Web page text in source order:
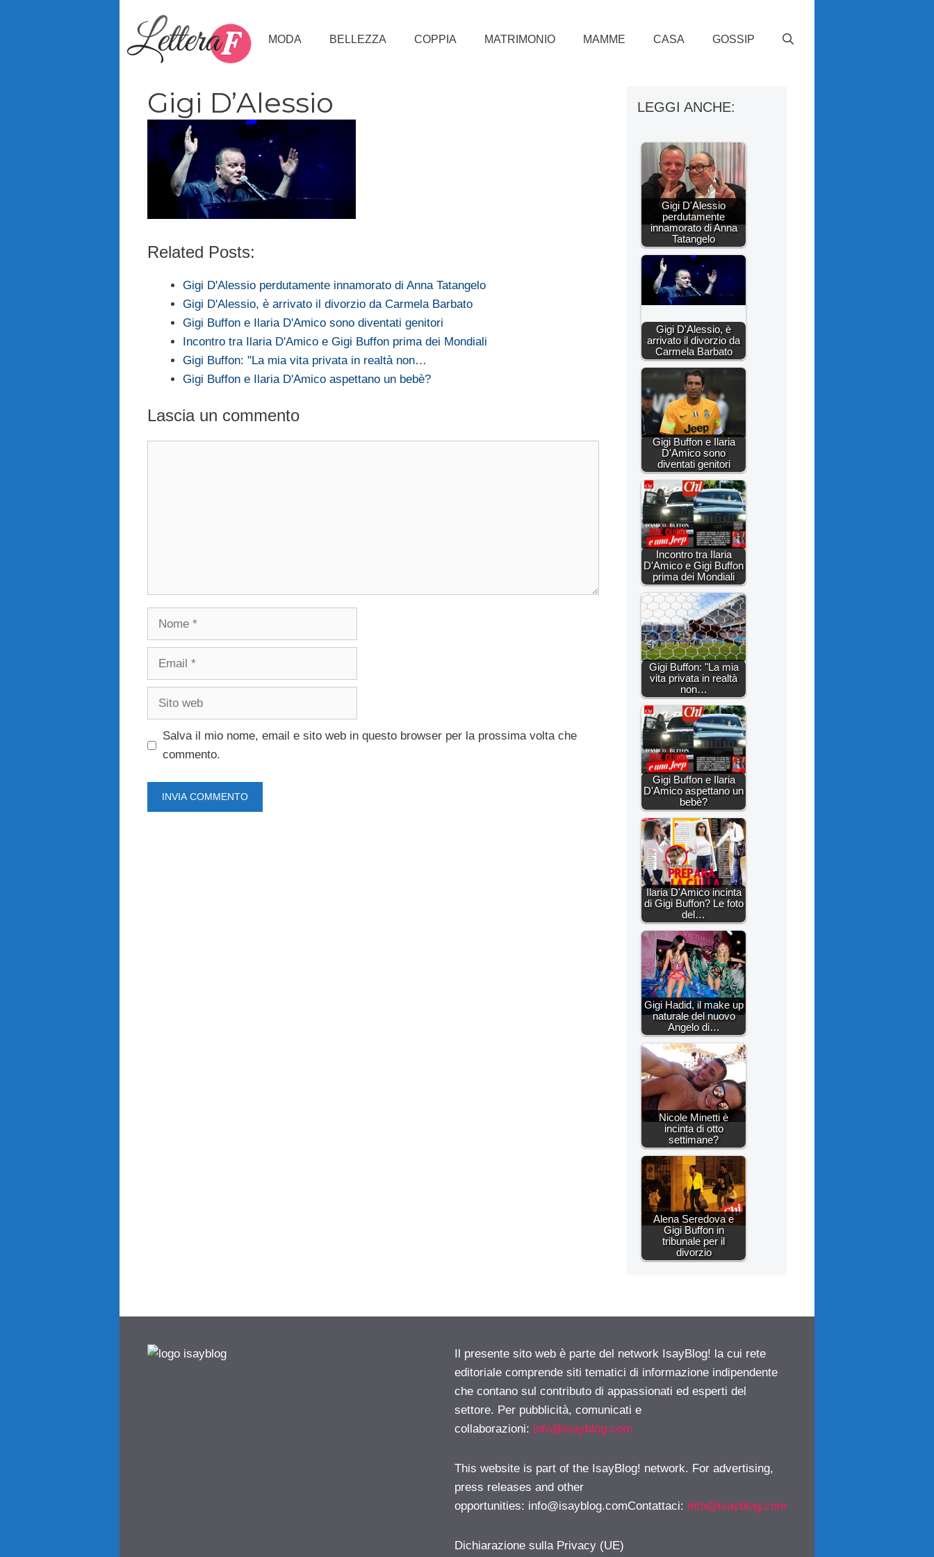
MODA BELLEZZA COPPIA MATRIMONIO MAMME CASA GOSSIP
Gigi D’Alessio
Related Posts:
Gigi D'Alessio perdutamente innamorato di Anna Tatangelo
Gigi D'Alessio, è arrivato il divorzio da Carmela Barbato
Gigi Buffon e Ilaria D'Amico sono diventati genitori
Incontro tra Ilaria D'Amico e Gigi Buffon prima dei Mondiali
Gigi Buffon: "La mia vita privata in realtà non…
Gigi Buffon e Ilaria D'Amico aspettano un bebè?
Lascia un commento
Nome
Email
Sito
Salva il mio nome, email e sito web in questo browser per la prossima volta che
commento.
LEGGI ANCHE:
Gigi D'Alessio
perdutamente
innamorato di Anna
Tatangelo
Gigi D'Alessio, è
arrivato il divorzio da
Carmela Barbato
Gigi Buffon e Ilaria
D'Amico sono
diventati genitori
Incontro tra Ilaria
D'Amico e Gigi Buffon
prima dei Mondiali
Gigi Buffon: "La mia
vita privata in realtà
non…
Gigi Buffon e Ilaria
D'Amico aspettano un
bebè?
Ilaria D'Amico incinta
di Gigi Buffon? Le foto
del…
Gigi Hadid, il make up
naturale del nuovo
Angelo di…
Nicole Minetti è
incinta di otto
settimane?
Alena Seredova e
Gigi Buffon in
tribunale per il
divorzio
Il presente sito web è parte del network IsayBlog! la cui rete
editoriale comprende siti tematici di informazione indipendente
che contano sul contributo di appassionati ed esperti del
settore. Per pubblicità, comunicati e
collaborazioni: info@isayblog.com
This website is part of the IsayBlog! network. For advertising,
press releases and other
opportunities: info@isayblog.comContattaci: info@isayblog.com
Dichiarazione sulla Privacy (UE)